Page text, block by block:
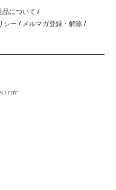
品について /
シー / メルマガ登録・解除 /